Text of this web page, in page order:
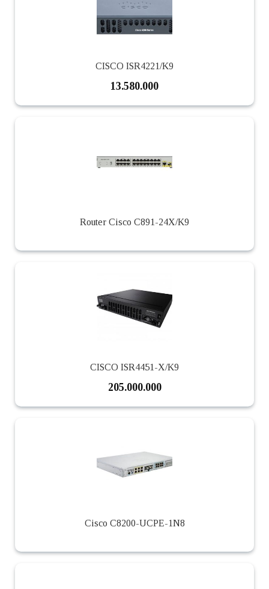
CISCO ISR4221/K9
13.580.000
Router Cisco C891-24X/K9
CISCO ISR4451-X/K9
205.000.000
Cisco C8200-UCPE-1N8